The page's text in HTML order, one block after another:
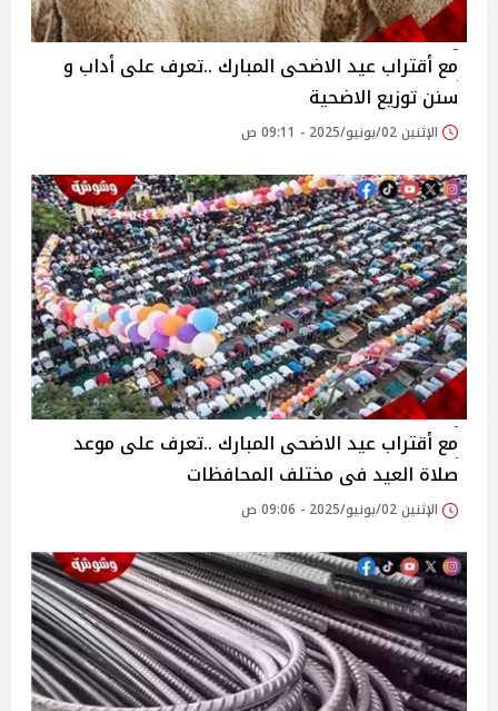
مع أقتراب عيد الاضحى المبارك ..تعرف على أداب و
سنن توزيع الاضحية
الإثنين 02/يونيو/2025 - 09:11 ص
مع أقتراب عيد الاضحى المبارك ..تعرف على موعد
صلاة العيد فى مختلف المحافظات
الإثنين 02/يونيو/2025 - 09:06 ص